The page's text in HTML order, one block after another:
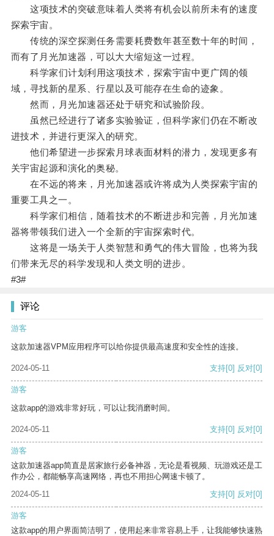
这项技术的突破意味着人类将有机会以前所未有的速度
探索宇宙。
传统的深空探测任务需要耗费数年甚至数十年的时间，
而有了月光加速器，可以大大缩短这一过程。
科学家们计划利用这项技术，探索宇宙中更广阔的领
域，寻找新的星系、行星以及可能存在生命的迹象。
然而，月光加速器还处于研究和试验阶段。
虽然已经进行了诸多实验验证，但科学家们仍在不断改
进技术，并进行更深入的研究。
他们希望进一步探索月球表面材料的潜力，发现更多有
关宇宙起源和演化的奥秘。
在不远的将来，月光加速器或许将成为人类探索宇宙的
重要工具之一。
科学家们相信，随着技术的不断进步和完善，月光加速
器将带领我们进入一个全新的宇宙探索时代。
这将是一场关于人类智慧和勇气的伟大冒险，也将为我
们带来无尽的科学发现和人类文明的进步。
#3#
评论
游客
这款加速器VPM应用程序可以给你提供最高速度和安全性的连接。
2024-05-11 支持[0] 反对[0]
游客
这款app的游戏非常好玩，可以让我消磨时间。
2024-05-11 支持[0] 反对[0]
游客
这款加速器app简直是居家旅行必备神器，无论是看视频、玩游戏还是工
作办公，都能畅享高速网络，再也不用担心网速卡顿了。
2024-05-11
支持[0] 反对[0]
游客
这款app的用户界面简洁明了，使用起来非常容易上手，让我能够快速熟